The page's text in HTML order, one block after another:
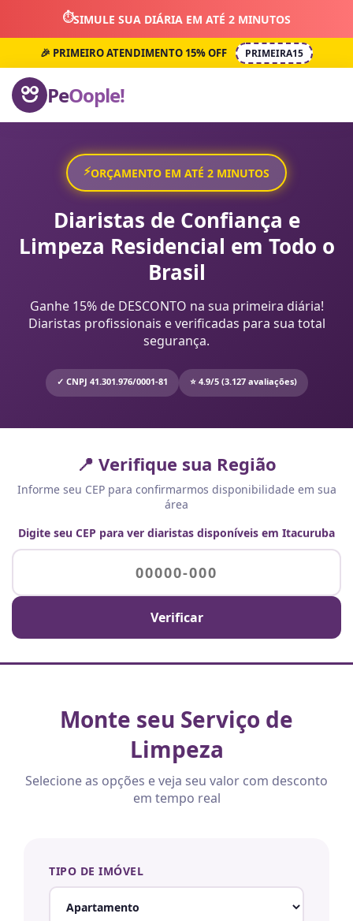
⏱️SIMULE SUA DIÁRIA EM ATÉ 2 MINUTOS
🎉 PRIMEIRO ATENDIMENTO 15% OFF PRIMEIRA15
PeOople!
⚡ORÇAMENTO EM ATÉ 2 MINUTOS
Diaristas de Confiança e
Limpeza Residencial em Todo o
Brasil
Ganhe 15% de DESCONTO na sua primeira diária!
Diaristas profissionais e verificadas para sua total
segurança.
✓ CNPJ 41.301.976/0001-81 ⭐ 4.9/5 (3.127 avaliações)
📍 Verifique sua Região
Informe seu CEP para confirmarmos disponibilidade em sua
área
Digite seu CEP para ver diaristas disponíveis em Itacuruba
Verificar
Monte seu Serviço de
Limpeza
Selecione as opções e veja seu valor com desconto
em tempo real
TIPO DE IMÓVEL